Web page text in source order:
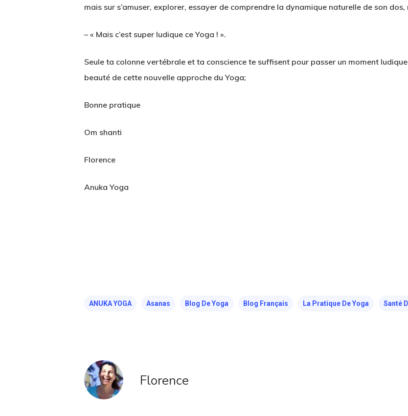
mais sur s’amuser, explorer, essayer de comprendre la dynamique naturelle de son dos,
– « Mais c’est super ludique ce Yoga ! ».
Seule ta colonne vertébrale et ta conscience te suffisent pour passer un moment
beauté de cette nouvelle approche du Yoga;
Bonne pratique
Om shanti
Florence
Anuka Yoga
ANUKA YOGA Asanas Blog De Yoga Blog Français La Pratique De Yoga Santé
Florence